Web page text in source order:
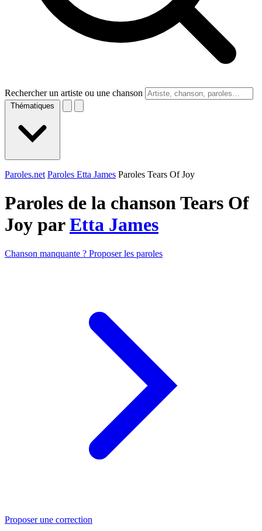
Rechercher un artiste ou une chanson
Thématiques
Paroles.net Paroles Etta James Paroles Tears Of Joy
Paroles de la chanson Tears Of
Joy parEtta James
Chanson manquante ? Proposer les paroles
Proposer une correction